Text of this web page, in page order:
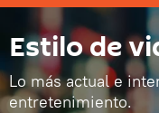
Estilo de
Lo más actual e
entretenimiento.